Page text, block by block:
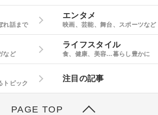
れ話まで
エンタメ
映画、芸能、舞台、スポーツなど
など
ライフスタイル
食、健康、美容…暮らし豊かに
トピック
注目の記事
PAGE TOP